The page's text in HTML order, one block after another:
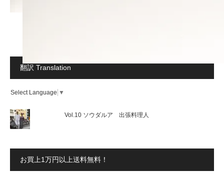
翻訳 Translation
Select Language ▼
Vol.10 ソウダルア 出張料理人
お買上1万円以上送料無料！